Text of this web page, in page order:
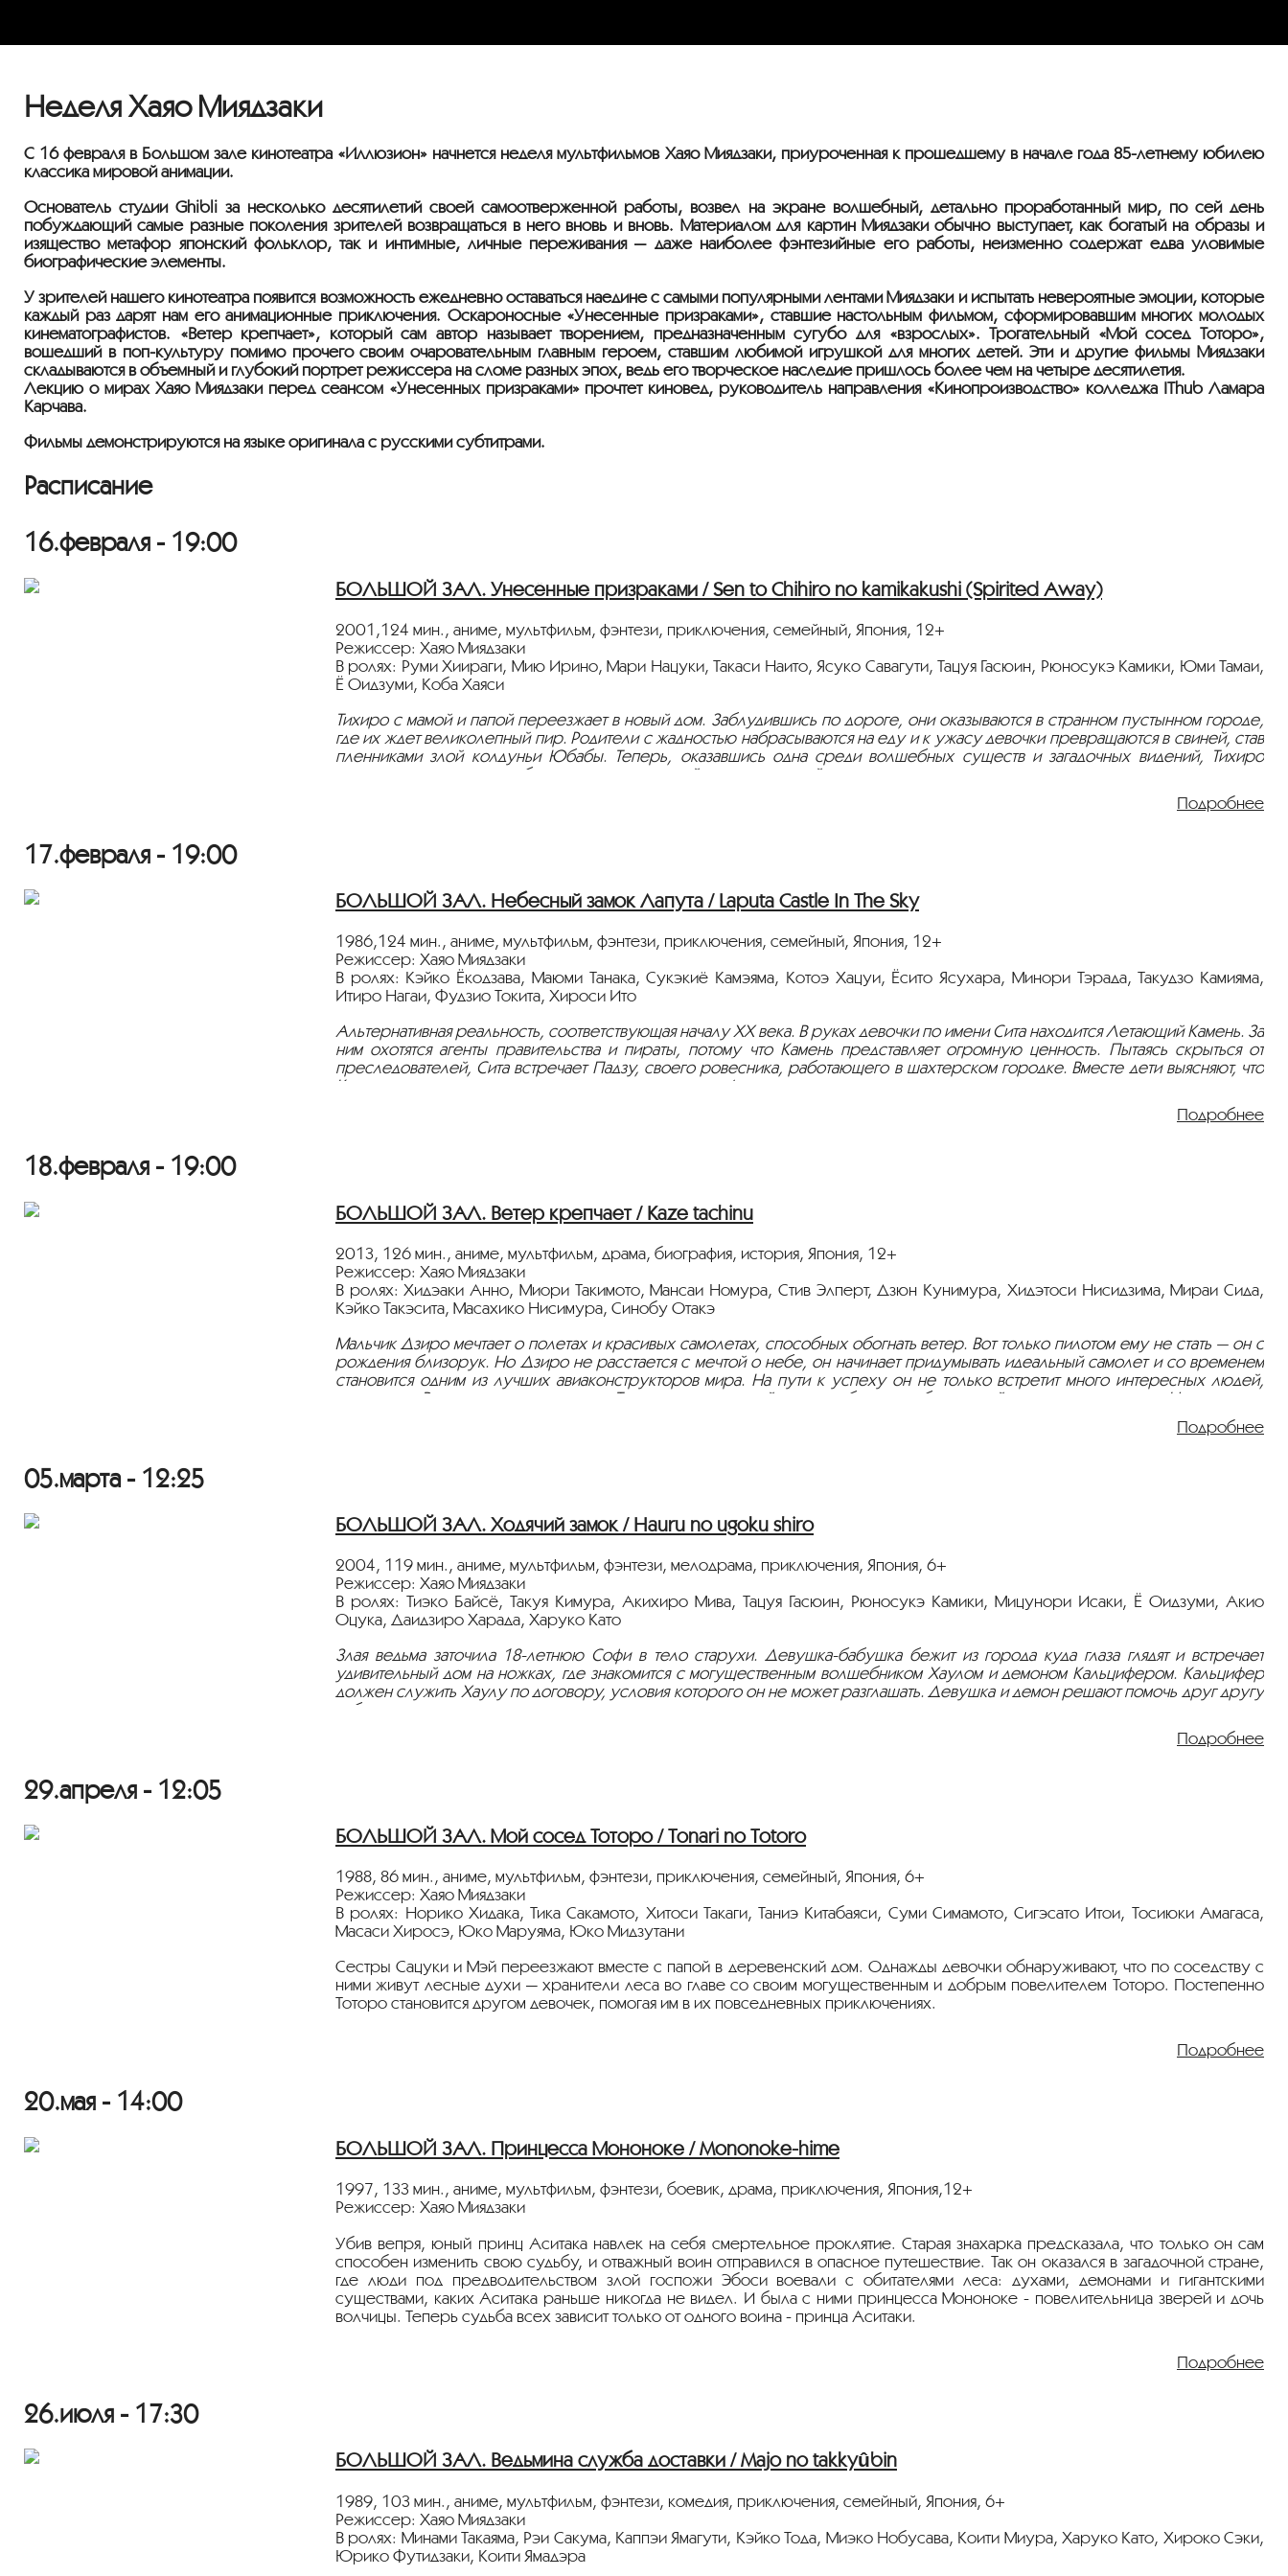
Неделя Хаяо Миядзаки
С 16 февраля в Большом зале кинотеатра «Иллюзион» начнется неделя мультфильмов Хаяо Миядзаки, приуроченная к прошедшему в начале года 85-летнему юбилею
классика мировой анимации.
Основатель студии Ghibli за несколько десятилетий своей самоотверженной работы, возвел на экране волшебный, детально проработанный мир, по сей день
побуждающий самые разные поколения зрителей возвращаться в него вновь и вновь. Материалом для картин Миядзаки обычно выступает, как богатый на образы и
изящество метафор японский фольклор, так и интимные, личные переживания — даже наиболее фэнтезийные его работы, неизменно содержат едва уловимые
биографические элементы.
У зрителей нашего кинотеатра появится возможность ежедневно оставаться наедине с самыми популярными лентами Миядзаки и испытать невероятные эмоции, которые
каждый раз дарят нам его анимационные приключения. Оскароносные «Унесенные призраками», ставшие настольным фильмом, сформировавшим многих молодых
кинематографистов. «Ветер крепчает», который сам автор называет творением, предназначенным сугубо для «взрослых». Трогательный «Мой сосед Тоторо»,
вошедший в поп-культуру помимо прочего своим очаровательным главным героем, ставшим любимой игрушкой для многих детей. Эти и другие фильмы Миядзаки
складываются в объемный и глубокий портрет режиссера на сломе разных эпох, ведь его творческое наследие пришлось более чем на четыре десятилетия.
Лекцию о мирах Хаяо Миядзаки перед сеансом «Унесенных призраками» прочтет киновед, руководитель направления «Кинопроизводство» колледжа IThub Ламара
Карчава.
Фильмы демонстрируются на языке оригинала с русскими субтитрами.
Расписание
16.февраля - 19:00
БОЛЬШОЙ ЗАЛ. Унесённые призраками / Sen to Chihiro no kamikakushi (Spirited Away)
2001,124 мин., аниме, мультфильм, фэнтези, приключения, семейный, Япония, 12+
Режиссер: Хаяо Миядзаки
В ролях: Руми Хиираги, Мию Ирино, Мари Нацуки, Такаси Наито, Ясуко Савагути, Тацуя Гасюин, Рюносукэ Камики, Юми Тамаи,
Ё Оидзуми, Коба Хаяси
Тихиро с мамой и папой переезжает в новый дом. Заблудившись по дороге, они оказываются в странном пустынном городе,
где их ждет великолепный пир. Родители с жадностью набрасываются на еду и к ужасу девочки превращаются в свиней, став
пленниками злой колдуньи Юбабы. Теперь, оказавшись одна среди волшебных существ и загадочных видений, Тихиро
должна придумать, как избавить своих родителей от чар коварной старухи.
Подробнее
17.февраля - 19:00
БОЛЬШОЙ ЗАЛ. Небесный замок Лапута / Laputa Castle In The Sky
1986,124 мин., аниме, мультфильм, фэнтези, приключения, семейный, Япония, 12+
Режиссер: Хаяо Миядзаки
В ролях: Кэйко Ёкодзава, Маюми Танака, Сукэкиё Камэяма, Котоэ Хацуи, Ёсито Ясухара, Минори Тэрада, Такудзо Камияма,
Итиро Нагаи, Фудзио Токита, Хироси Ито
Альтернативная реальность, соответствующая началу XX века. В руках девочки по имени Сита находится Летающий Камень. За
ним охотятся агенты правительства и пираты, потому что Камень представляет огромную ценность. Пытаясь скрыться от
преследователей, Сита встречает Падзу, своего ровесника, работающего в шахтерском городке. Вместе дети выясняют, что
Камень — ключ к таинственному летающему острову Лапута.
Подробнее
18.февраля - 19:00
БОЛЬШОЙ ЗАЛ. Ветер крепчает / Kaze tachinu
2013, 126 мин., аниме, мультфильм, драма, биография, история, Япония, 12+
Режиссер: Хаяо Миядзаки
В ролях: Хидэаки Анно, Миори Такимото, Мансаи Номура, Стив Элперт, Дзюн Кунимура, Хидэтоси Нисидзима, Мираи Сида,
Кэйко Такэсита, Масахико Нисимура, Синобу Отакэ
Мальчик Дзиро мечтает о полетах и красивых самолетах, способных обогнать ветер. Вот только пилотом ему не стать — он с
рождения близорук. Но Дзиро не расстается с мечтой о небе, он начинает придумывать идеальный самолет и со временем
становится одним из лучших авиаконструкторов мира. На пути к успеху он не только встретит много интересных людей,
переживет Великое землетрясение в Токио и жестокие войны, но и обретет любовь своей жизни – прекрасную Наоко.
Подробнее
05.марта - 12:25
БОЛЬШОЙ ЗАЛ. Ходячий замок / Hauru no ugoku shiro
2004, 119 мин., аниме, мультфильм, фэнтези, мелодрама, приключения, Япония, 6+
Режиссер: Хаяо Миядзаки
В ролях: Тиэко Байсё, Такуя Кимура, Акихиро Мива, Тацуя Гасюин, Рюносукэ Камики, Мицунори Исаки, Ё Оидзуми, Акио
Оцука, Даидзиро Харада, Харуко Като
Злая ведьма заточила 18-летнюю Софи в тело старухи. Девушка-бабушка бежит из города куда глаза глядят и встречает
удивительный дом на ножках, где знакомится с могущественным волшебником Хаулом и демоном Кальцифером. Кальцифер
должен служить Хаулу по договору, условия которого он не может разглашать. Девушка и демон решают помочь друг другу
избавиться от злых чар.
Подробнее
29.апреля - 12:05
БОЛЬШОЙ ЗАЛ. Мой сосед Тоторо / Tonari no Totoro
1988, 86 мин., аниме, мультфильм, фэнтези, приключения, семейный, Япония, 6+
Режиссер: Хаяо Миядзаки
В ролях: Норико Хидака, Тика Сакамото, Хитоси Такаги, Таниэ Китабаяси, Суми Симамото, Сигэсато Итои, Тосиюки Амагаса,
Масаси Хиросэ, Юко Маруяма, Юко Мидзутани
Сестры Сацуки и Мэй переезжают вместе с папой в деревенский дом. Однажды девочки обнаруживают, что по соседству с
ними живут лесные духи — хранители леса во главе со своим могущественным и добрым повелителем Тоторо. Постепенно
Тоторо становится другом девочек, помогая им в их повседневных приключениях.
Подробнее
20.мая - 14:00
БОЛЬШОЙ ЗАЛ. Принцесса Мононоке / Mononoke-hime
1997, 133 мин., аниме, мультфильм, фэнтези, боевик, драма, приключения, Япония,12+
Режиссер: Хаяо Миядзаки
Убив вепря, юный принц Аситака навлек на себя смертельное проклятие. Старая знахарка предсказала, что только он сам
способен изменить свою судьбу, и отважный воин отправился в опасное путешествие. Так он оказался в загадочной стране,
где люди под предводительством злой госпожи Эбоси воевали с обитателями леса: духами, демонами и гигантскими
существами, каких Аситака раньше никогда не видел. И была с ними принцесса Мононоке - повелительница зверей и дочь
волчицы. Теперь судьба всех зависит только от одного воина - принца Аситаки.
Подробнее
26.июля - 17:30
БОЛЬШОЙ ЗАЛ. Ведьмина служба доставки / Majo no takkyûbin
1989, 103 мин., аниме, мультфильм, фэнтези, комедия, приключения, семейный, Япония, 6+
Режиссер: Хаяо Миядзаки
В ролях: Минами Такаяма, Рэи Сакума, Каппэи Ямагути, Кэйко Тода, Миэко Нобусава, Коити Миура, Харуко Като, Хироко Сэки,
Юрико Футидзаки, Коити Ямадэра